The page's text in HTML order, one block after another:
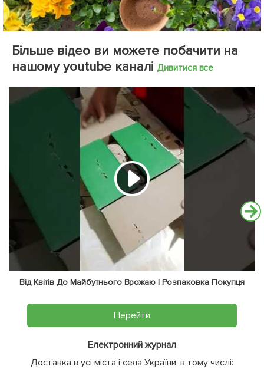
Більше відео ви можете побачити на
нашому youtube каналі Дивитися все
Від Квітів До Майбутнього Врожаю | Розпаковка Покупця
Перейти
Електронний журнал
Доставка в усі міста і села України, в тому числі: